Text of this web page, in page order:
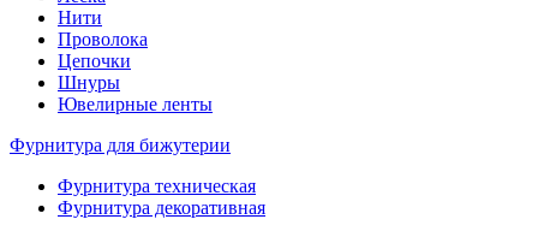
Нити
Проволока
Цепочки
Шнуры
Ювелирные ленты
Фурнитура для бижутерии
Фурнитура техническая
Фурнитура декоративная